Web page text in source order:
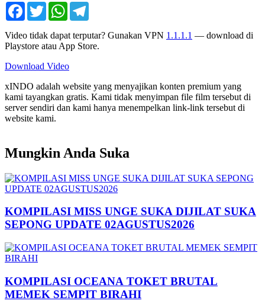
Facebook
TwitterWhatsApp
Video tidak dapat terputar? Gunakan VPN 1.1.1.1 — download di
Playstore atau App Store.
Download Video
xINDO adalah website yang menyajikan konten premium yang
kami tayangkan gratis. Kami tidak menyimpan file film tersebut di
server sendiri dan kami hanya menempelkan link-link tersebut di
website kami.
Mungkin Anda Suka
KOMPILASI MISS UNGE SUKA DIJILAT SUKA
SEPONG UPDATE 02AGUSTUS2026
KOMPILASI OCEANA TOKET BRUTAL
MEMEK SEMPIT BIRAHI